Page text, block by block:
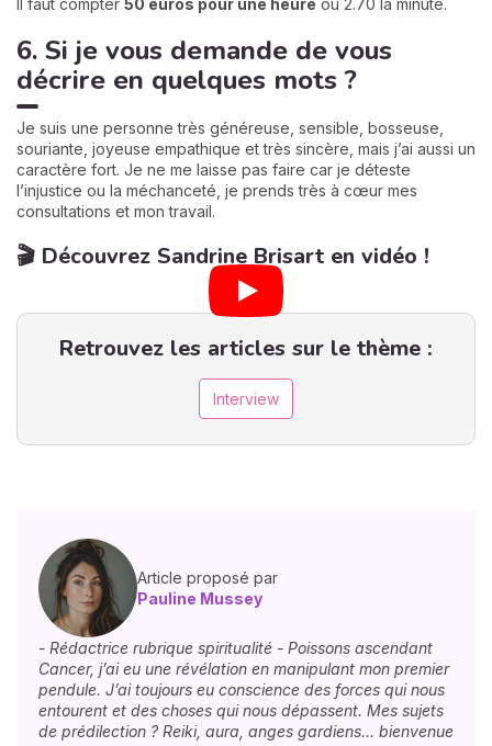
Il faut compter 50 euros pour une heure ou 2.70 la minute.
6. Si je vous demande de vous
décrire en quelques mots ?
Je suis une personne très généreuse, sensible, bosseuse,
souriante, joyeuse empathique et très sincère, mais j’ai aussi un
caractère fort. Je ne me laisse pas faire car je déteste
l’injustice ou la méchanceté, je prends très à cœur mes
consultations et mon travail.
🎬 Découvrez Sandrine Brisart en vidéo !
Retrouvez les articles sur le thème :
Interview
Article proposé par
Pauline Mussey
- Rédactrice rubrique spiritualité - Poissons ascendant
Cancer, j’ai eu une révélation en manipulant mon premier
pendule. J’ai toujours eu conscience des forces qui nous
entourent et des choses qui nous dépassent. Mes sujets
de prédilection ? Reiki, aura, anges gardiens… bienvenue